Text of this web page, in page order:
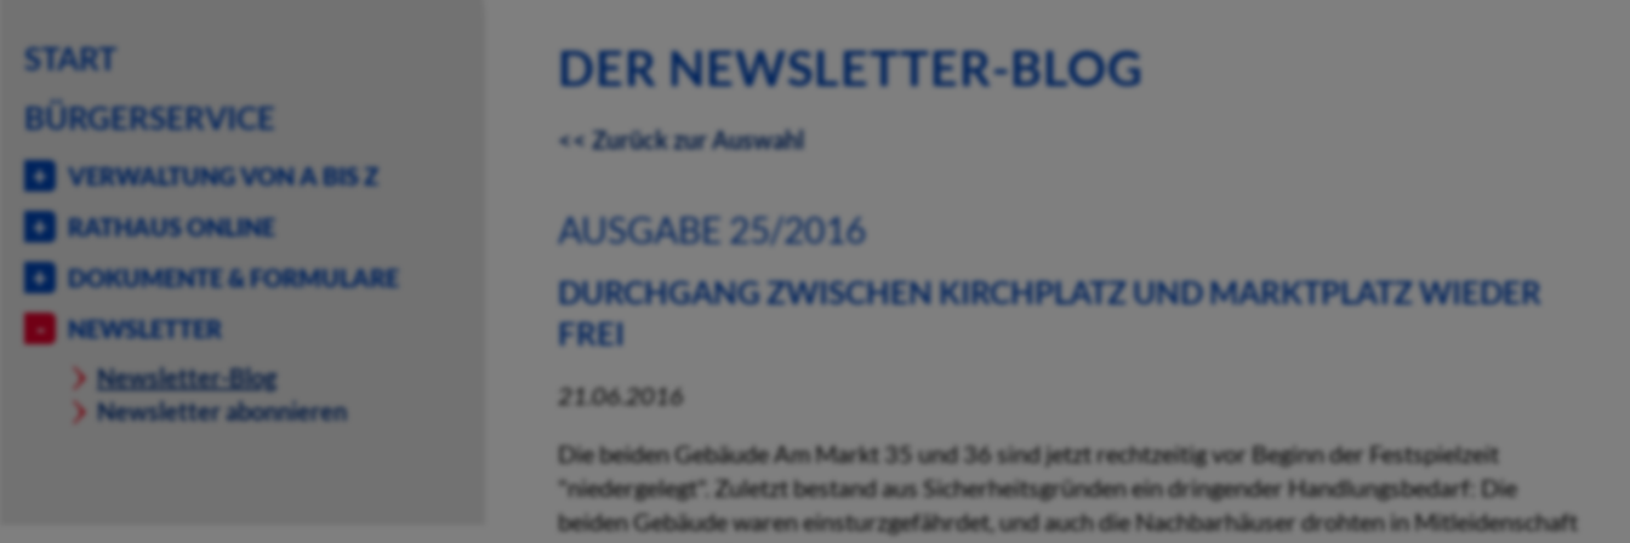
START
BÜRGERSERVICE
VERWALTUNG VON A BIS Z
RATHAUS ONLINE
DOKUMENTE & FORMULARE
NEWSLETTER
Newsletter-Blog
Newsletter abonnieren
DER NEWSLETTER-BLOG
<< Zurück zur Auswahl
AUSGABE 25/2016
DURCHGANG ZWISCHEN KIRCHPLATZ UND MARKTPLATZ WIEDER
FREI
21.06.2016
Die beiden Gebäude Am Markt 35 und 36 sind jetzt rechtzeitig vor Beginn der Festspielzeit
"niedergelegt". Zuletzt bestand aus Sicherheitsgründen ein dringender Handlungsbedarf: Die
beiden Gebäude waren einsturzgefährdet, und auch die Nachbarhäuser drohten in Mitleidenschaft